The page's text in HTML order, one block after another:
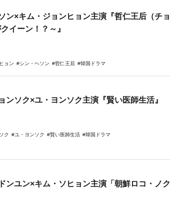
ン×キム・ジョンヒョン主演『哲仁王后（チョ
イーン！？～』
ョン シン・ヘソン 哲仁王后 韓国ドラマ
ンソク×ユ・ヨンソク主演『賢い医師生活』
ク ユ・ヨンソク 賢い医師生活 韓国ドラマ
ンユン×キム・ソヒョン主演「朝鮮ロコ・ノク